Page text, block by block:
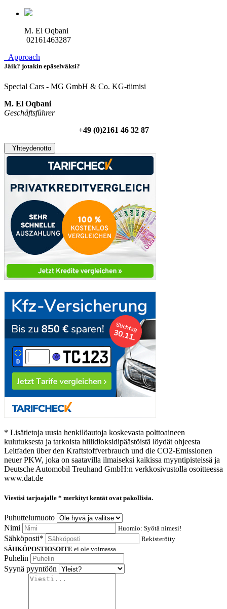
M. El Oqbani
02161463287
Approach
Jäik? jotakin epäselväksi?
Special Cars - MG GmbH & Co. KG-tiimisi
M. El Oqbani
Geschäftsführer
+49 (0)2161 46 32 87
Yhteydenotto
* Lisätietoja uusia henkilöautoja koskevasta polttoaineen
kulutuksesta ja tarkoista hiilidioksidipäästöistä löydät ohjeesta
Leitfaden über den Kraftstoffverbrauch und die CO2-Emissionen
neuer PKW, joka on saatavilla ilmaiseksi kaikissa myyntipisteissä ja
Deutsche Automobil Treuhand GmbH:n verkkosivustolla osoitteessa
www.dat.de
Viestisi tarjoajalle * merkityt kentät ovat pakollisia.
Puhuttelumuoto
Nimi
Huomio: Syötä nimesi!
Sähköposti*
Rekisteröity
SÄHKÖPOSTIOSOITE ei ole voimassa.
Puhelin
Syynä pyyntöön